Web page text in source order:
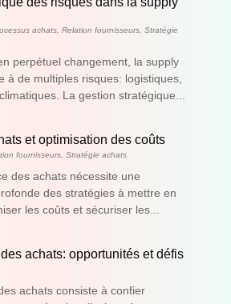
achats, Relation fournisseurs, Stratégie
perpétuel changement, la supply
à de multiples risques: logistiques,
La gestion stratégique...
et optimisation des coûts
fournisseurs, Stratégie achats
des achats nécessite une
des stratégies à mettre en
les coûts et sécuriser les...
achats: opportunités et défis
achats consiste à confier